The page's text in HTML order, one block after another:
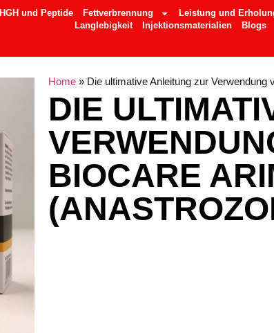
HGH und Peptide Fettverbrennung Leistung und
Langlebigkeit
Injektionsmaterialien Blogs
Home» Die ultimative Anleitung zur
DIE
BIOCARE